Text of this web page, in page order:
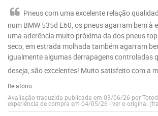
Pneus com uma excelente relação
num BMW 535d E60, os pneus agarram bem à
uma aderência muito próxima da dos pneus
seco; em estrada molhada também agarram
igualmente algumas derrapagens controladas
deseja, são excelentes! Muito satisfeito com a
Relatório
Avaliação traduzida publicada em 03/06/26 por
experiência de compra em 04/05/26 -ver o original